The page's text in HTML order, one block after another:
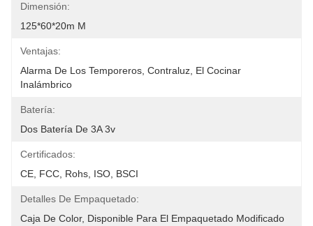
Dimensión:
125*60*20m M
Ventajas:
Alarma De Los Temporeros, Contraluz, El Cocinar
Inalámbrico
Batería:
Dos Batería De 3A 3v
Certificados:
CE, FCC, Rohs, ISO, BSCI
Detalles De Empaquetado:
Caja De Color, Disponible Para El Empaquetado Modificado